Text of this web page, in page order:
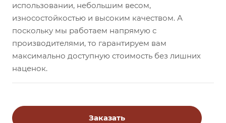
использовании, небольшим весом,
износостойкостью и высоким качеством. А
поскольку мы работаем напрямую с
производителями, то гарантируем вам
максимально доступную стоимость без лишних
наценок.
Заказать